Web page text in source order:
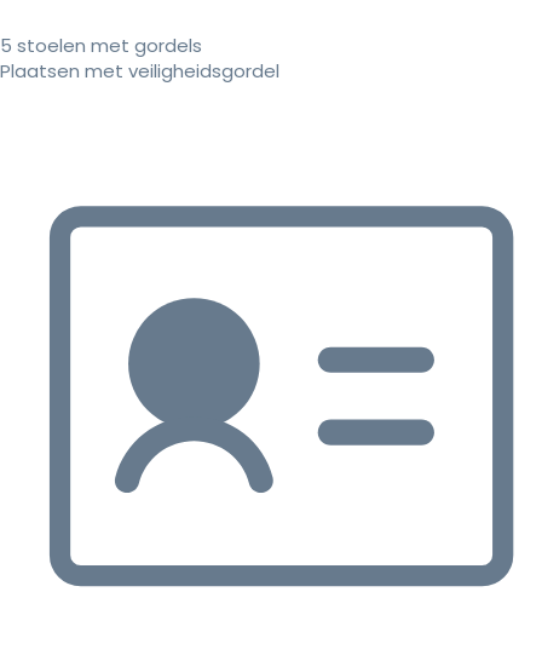
5 stoelen met gordels
Plaatsen met veiligheidsgordel